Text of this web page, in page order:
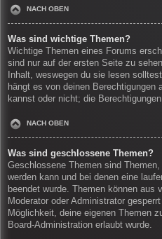
NACH OBEN
Was sind wichtige Themen?
Wichtige Themen eines Forums
sind nur auf der ersten Seite zu
Inhalt, weswegen du sie lesen
hängt es von deinen Berechtigungen
kannst oder nicht; die
NACH OBEN
Was sind geschlossene Themen?
Geschlossene Themen sind
werden kann und bei denen eine
beendet wurde. Themen können aus
Moderator oder Administrator
Möglichkeit, deine eigenen Themen
Board-Administration erlaubt wurde.